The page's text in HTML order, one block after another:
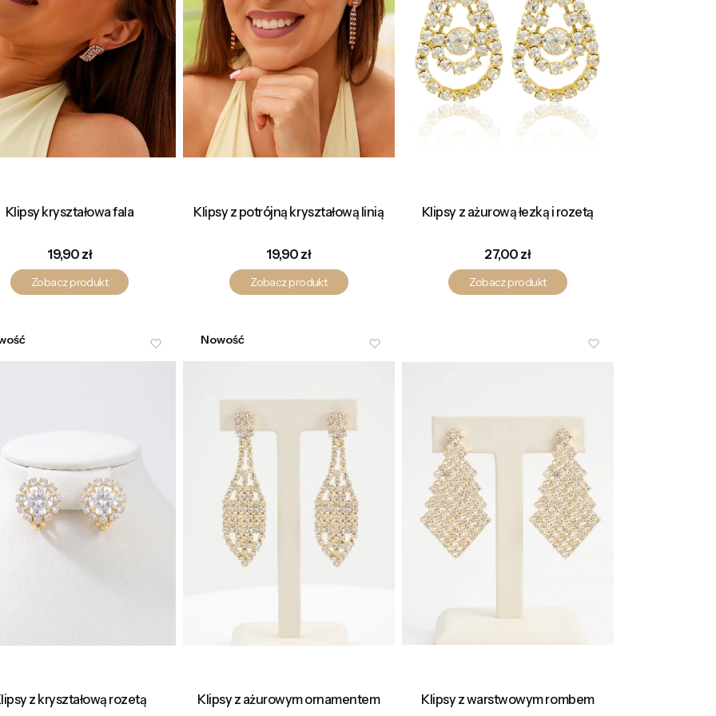
Klipsy kryształowa fala
Cena
19,90 zł
Zobacz produkt
Klipsy z potrójną kryształową linią
Cena
19,90 zł
Zobacz produkt
Klipsy z ażurową łezką i rozetą
Cena
27,00 zł
Zobacz produkt
z kryształową rozetą
Nowość
Klipsy z ażurowym ornamentem Klipsy z warstwowym rombem